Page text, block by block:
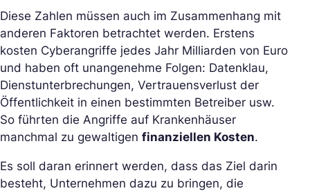
Diese Zahlen müssen auch im Zusammenhang mit
anderen Faktoren betrachtet werden. Erstens
kosten Cyberangriffe jedes Jahr Milliarden von Euro
und haben oft unangenehme Folgen: Datenklau,
Dienstunterbrechungen, Vertrauensverlust der
Öffentlichkeit in einen bestimmten Betreiber usw.
So führten die Angriffe auf Krankenhäuser
manchmal zu gewaltigen finanziellen Kosten.
Es soll daran erinnert werden, dass das Ziel darin
besteht, Unternehmen dazu zu bringen, die